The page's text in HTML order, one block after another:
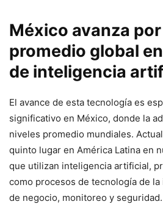
México avanza
promedio global
de inteligencia
El avance de esta tecnología es
significativo en México, donde la
niveles promedio mundiales.
quinto lugar en América Latina en
que utilizan inteligencia artificial,
como procesos de tecnología de
de negocio, monitoreo y seguridad.